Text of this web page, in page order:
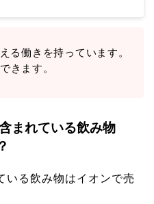
る働きを持っています。
きます。
まれている飲み物
いる飲み物はイオンで売